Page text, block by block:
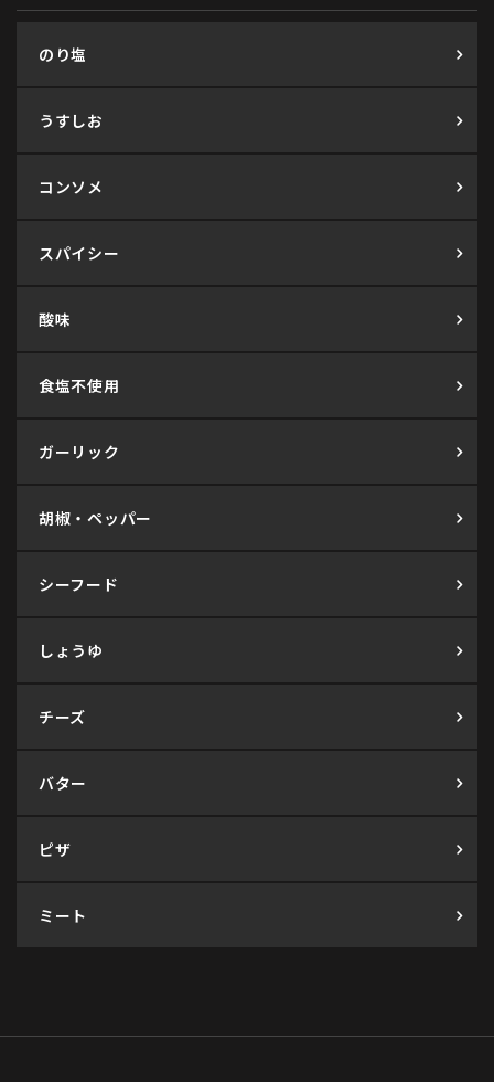
のり塩
うすしお
コンソメ
スパイシー
酸味
食塩不使用
ガーリック
胡椒・ペッパー
シーフード
しょうゆ
チーズ
バター
ピザ
ミート